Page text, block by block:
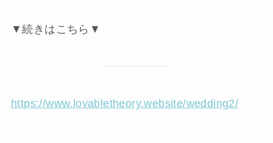
▼続きはこちら▼
https://www.lovabletheory.website/wedding2/